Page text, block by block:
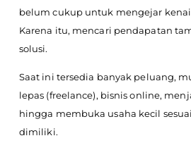
belum cukup untuk mengejar
Karena itu, mencari pendapatan
solusi.
Saat ini tersedia banyak peluang,
lepas (freelance), bisnis online,
hingga membuka usaha kecil
dimiliki.